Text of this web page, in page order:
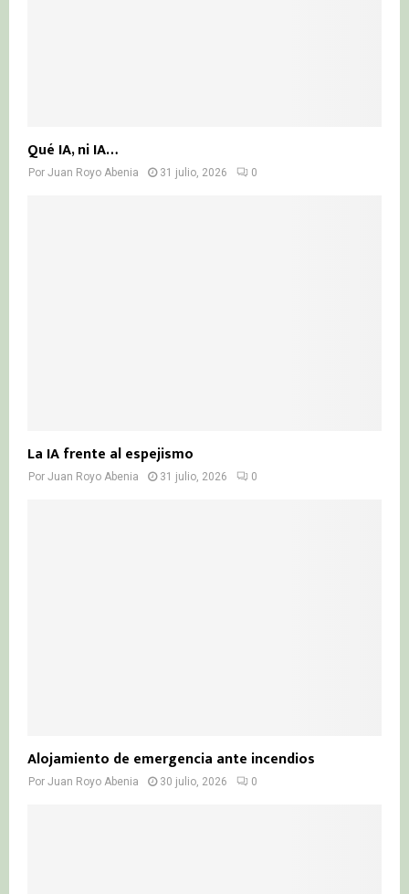
Qué IA, ni IA…
Por Juan Royo Abenia 31 julio, 2026 0
La IA frente al espejismo
Por Juan Royo Abenia 31 julio, 2026 0
Alojamiento de emergencia ante incendios
Por Juan Royo Abenia 30 julio, 2026 0